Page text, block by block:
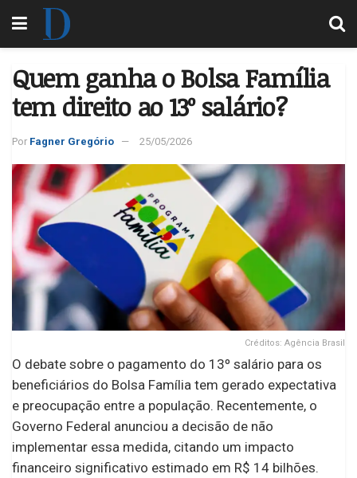
Quem ganha o Bolsa Família
tem direito ao 13º salário?
Por Fagner Gregório 25/05/2026
Créditos: Agência Brasil
O debate sobre o pagamento do 13º salário para os
beneficiários do Bolsa Família tem gerado expectativa
e preocupação entre a população. Recentemente, o
Governo Federal anunciou a decisão de não
implementar essa medida, citando um impacto
financeiro significativo estimado em R$ 14 bilhões.